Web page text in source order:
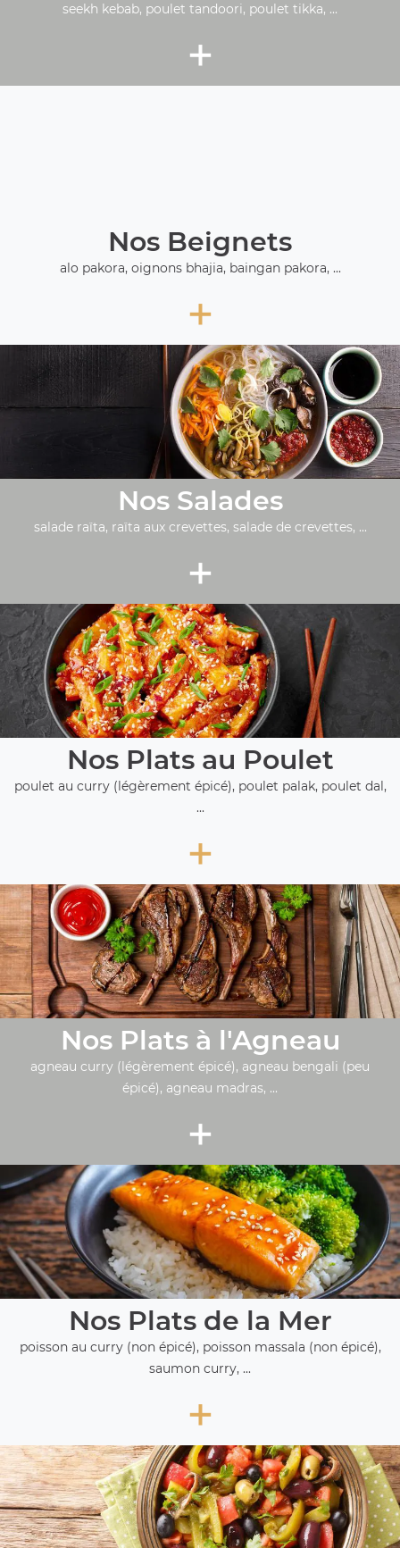
seekh kebab, poulet tandoori, poulet tikka, ...
+
Nos Beignets
alo pakora, oignons bhajia, baingan pakora, ...
+
Nos Salades
salade raïta, raïta aux crevettes, salade de crevettes, ...
+
Nos Plats au Poulet
poulet au curry (légèrement épicé), poulet palak, poulet dal,
...
+
Nos Plats à l'Agneau
agneau curry (légèrement épicé), agneau bengali (peu
épicé), agneau madras, ...
+
Nos Plats de la Mer
poisson au curry (non épicé), poisson massala (non épicé),
saumon curry, ...
+